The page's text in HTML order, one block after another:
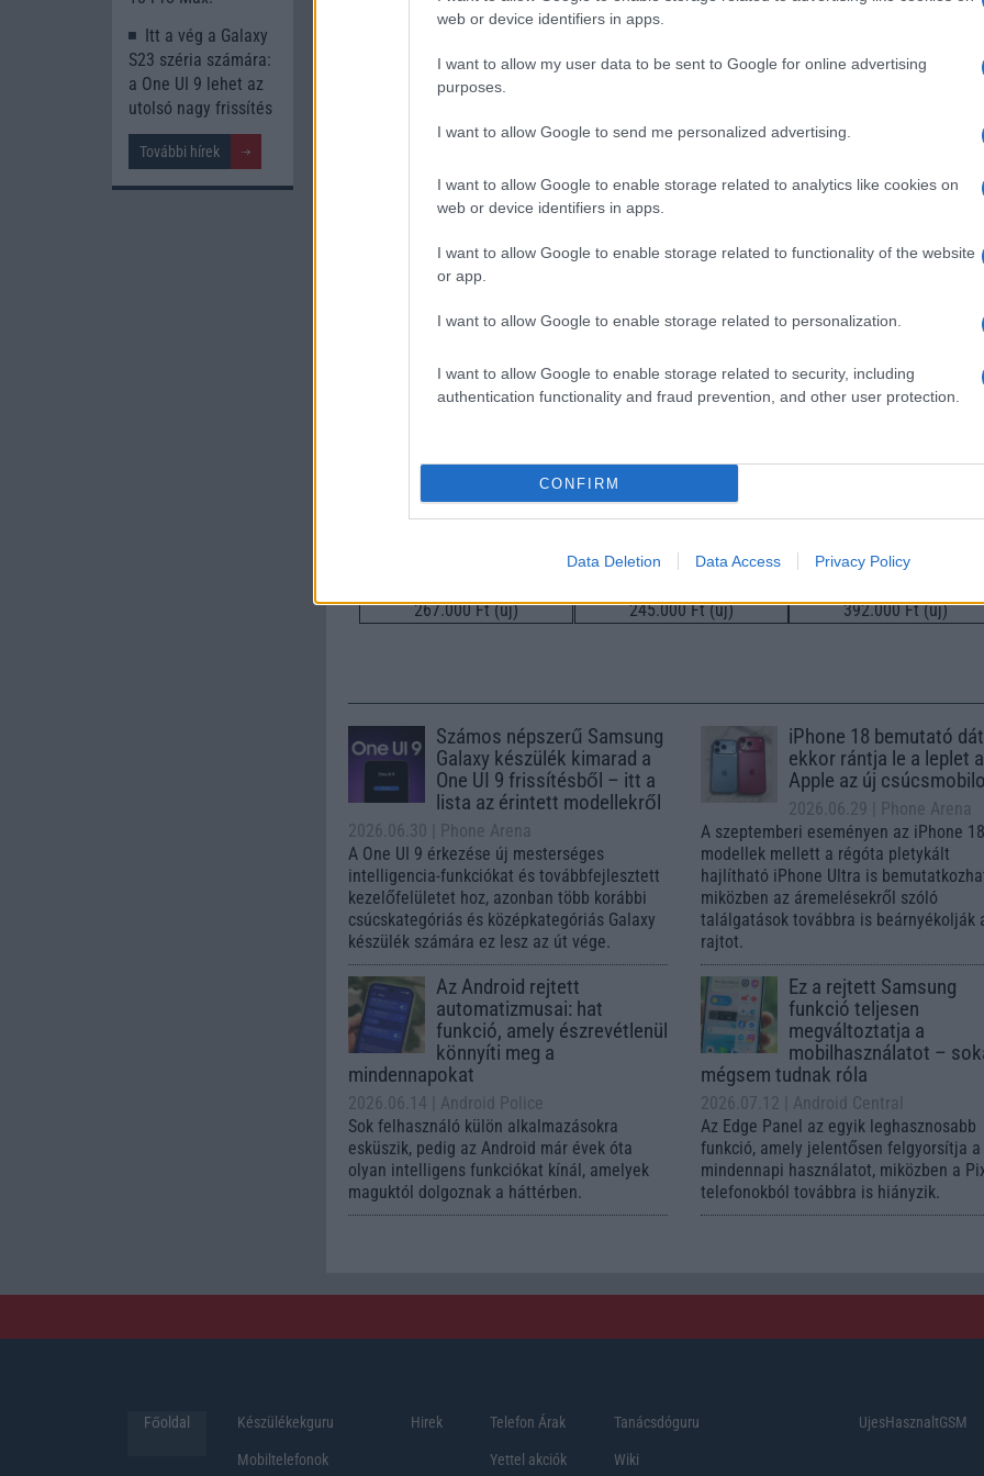
web or device identifiers in apps.
I want to allow my user data to be sent to Google for online advertising
purposes.
I want to allow Google to send me personalized advertising.
I want to allow Google to enable storage related to analytics like cookies on
web or device identifiers in apps.
I want to allow Google to enable storage related to functionality of the website
or app.
I want to allow Google to enable storage related to personalization.
I want to allow Google to enable storage related to security, including
authentication functionality and fraud prevention, and other user protection.
CONFIRM
Data Deletion Data Access Privacy Policy
A cikkhez kapcsolódó linkek:
Yettel feltöltőkártyás csomagok
Új és Használt GSM kiemelt ajánlatok
Samsung Galaxy S26
267.000 Ft (új)
Samsung Galaxy S26
245.000 Ft (új)
Samsung Galaxy S26
392.000 Ft (új)
Számos népszerű Samsung
Galaxy készülék kimarad a
One UI 9 frissítésből – itt a
lista az érintett modellekről
2026.06.30
| Phone Arena
A One UI 9 érkezése új mesterséges
intelligencia-funkciókat és továbbfejlesztett
kezelőfelületet hoz, azonban több korábbi
csúcskategóriás és középkategóriás Galaxy
készülék számára ez lesz az út vége.
iPhone 18 bemutató
ekkor rántja le a leplet
Apple az új
2026.06.29
| Phone Arena
A szeptemberi eseményen az iPhone
modellek mellett a régóta pletykált
hajlítható iPhone Ultra is
miközben az áremelésekről szóló
találgatások továbbra is beárnyékolják
rajtot.
Az Android rejtett
automatizmusai: hat
funkció, amely észrevétlenül
könnyíti meg a
mindennapokat
2026.06.14
| Android Police
Sok felhasználó külön alkalmazásokra
esküszik, pedig az Android már évek óta
olyan intelligens funkciókat kínál, amelyek
maguktól dolgoznak a háttérben.
Ez a rejtett Samsung
funkció teljesen
megváltoztatja a
mobilhasználatot –
mégsem tudnak róla
2026.07.12
| Android Central
Az Edge Panel az egyik leghasznosabb
funkció, amely jelentősen felgyorsítja a
mindennapi használatot, miközben a
telefonokból továbbra is hiányzik.
Itt a vég a Galaxy
S23 széria számára:
a One UI 9 lehet az
utolsó nagy frissítés
További hírek
Főoldal Készülékekguru
Mobiltelefonok
Hirek Telefon Árak
Yettel akciók
Tanácsdóguru
Wiki
UjesHasznaltGSM